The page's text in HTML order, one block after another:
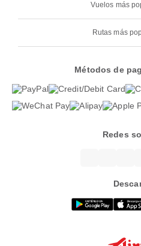
Vuelos más
Rutas más
Métodos de
Redes